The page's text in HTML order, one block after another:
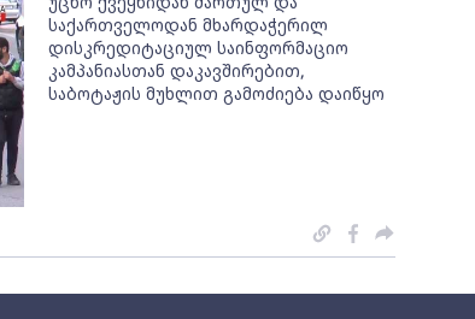
საქართველოდან მხარდაჭერილ
დისკრედიტაციულ საინფორმაციო
კამპანიასთან დაკავშირებით,
საბოტაჟის მუხლით გამოძიება დაიწყო